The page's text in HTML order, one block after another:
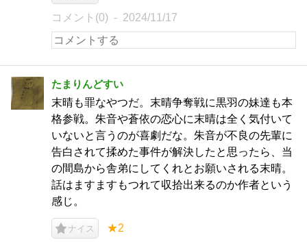
コメント(0) 2024/11/17
たまりんどすい
末晴も罪なやつだ。末晴争奪戦に黒羽の妹達も本
格参戦。朱音や蒼依の恋心に末晴は全く気付いて
いないと言うのが喜劇だな。朱音が不良の先輩に
告白されて揉めた事件が解決したと思ったら、当
の間島から舎弟にしてくれとお願いされる末晴。
話はますますもつれて収拾出来るのか作者という
感じ。
ナイス ★2